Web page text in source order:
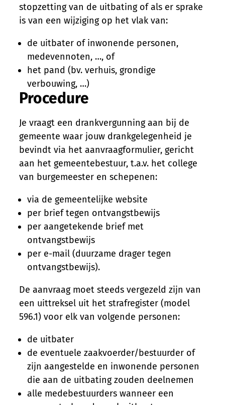
stopzetting van de uitbating of als er sprake
is van een wijziging op het vlak van:
de uitbater of inwonende personen,
medevennoten, …, of
het pand (bv. verhuis, grondige
verbouwing, …)
Procedure
Je vraagt een drankvergunning aan bij de
gemeente waar jouw drankgelegenheid je
bevindt via het aanvraagformulier, gericht
aan het gemeentebestuur, t.a.v. het college
van burgemeester en schepenen:
via de gemeentelijke website
per brief tegen ontvangstbewijs
per aangetekende brief met
ontvangstbewijs
per e-mail (duurzame drager tegen
ontvangstbewijs).
De aanvraag moet steeds vergezeld zijn van
een uittreksel uit het strafregister (model
596.1) voor elk van volgende personen:
de uitbater
de eventuele zaakvoerder/bestuurder of
zijn aangestelde en inwonende personen
die aan de uitbating zouden deelnemen
alle medebestuurders wanneer een